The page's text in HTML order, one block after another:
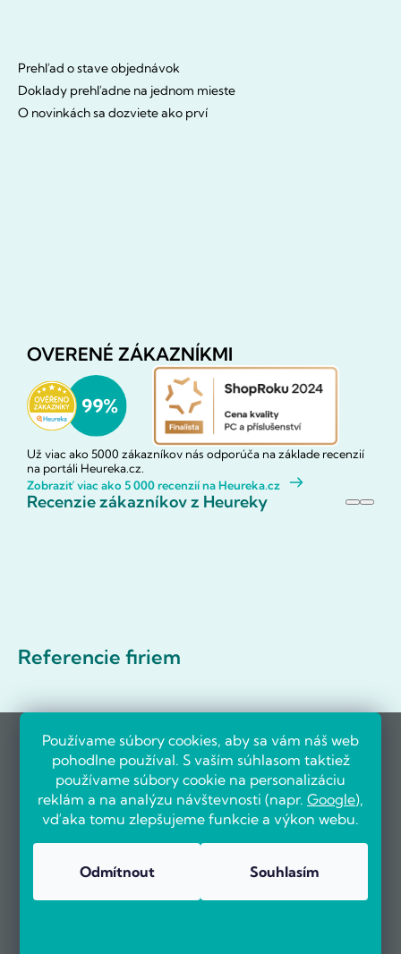
Používame súbory cookies, aby sa vám náš web
pohodlne používal. S vaším súhlasom taktiež
používame súbory cookie na personalizáciu
reklám a na analýzu návštevnosti (napr. Google),
vďaka tomu zlepšujeme funkcie a výkon webu.
Odmítnout Souhlasím
Prehľad o stave objednávok
Doklady prehľadne na jednom mieste
O novinkách sa dozviete ako prví
OVERENÉ ZÁKAZNÍKMI
Už viac ako 5000 zákazníkov nás odporúča na základe recenzií
na portáli Heureka.cz.
Zobraziť viac ako 5 000 recenzií na Heureka.cz
Recenzie zákazníkov z Heureky
Referencie firiem